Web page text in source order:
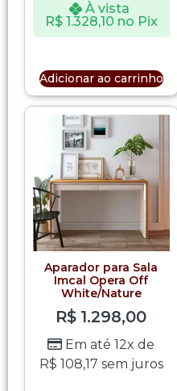
À vista
R$1.328,10 no Pix
Adicionar ao carrinho
Aparador para Sala
Imcal Opera Off
White/Nature
R$ 1.298,00
Em até 12x de
R$ 108,17 sem juros